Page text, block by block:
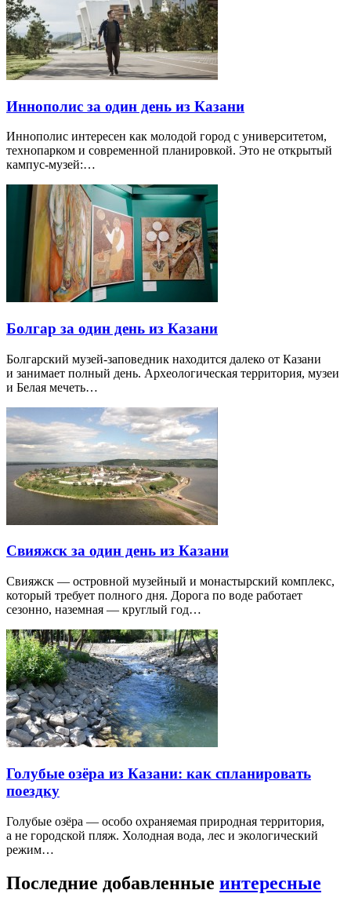
Иннополис за один день из Казани
Иннополис интересен как молодой город с университетом,
технопарком и современной планировкой. Это не открытый
кампус-музей:…
Болгар за один день из Казани
Болгарский музей-заповедник находится далеко от Казани
и занимает полный день. Археологическая территория, музеи
и Белая мечеть…
Свияжск за один день из Казани
Свияжск — островной музейный и монастырский комплекс,
который требует полного дня. Дорога по воде работает
сезонно, наземная — круглый год…
Голубые озёра из Казани: как спланировать
поездку
Голубые озёра — особо охраняемая природная территория,
а не городской пляж. Холодная вода, лес и экологический
режим…
Последние добавленные интересные